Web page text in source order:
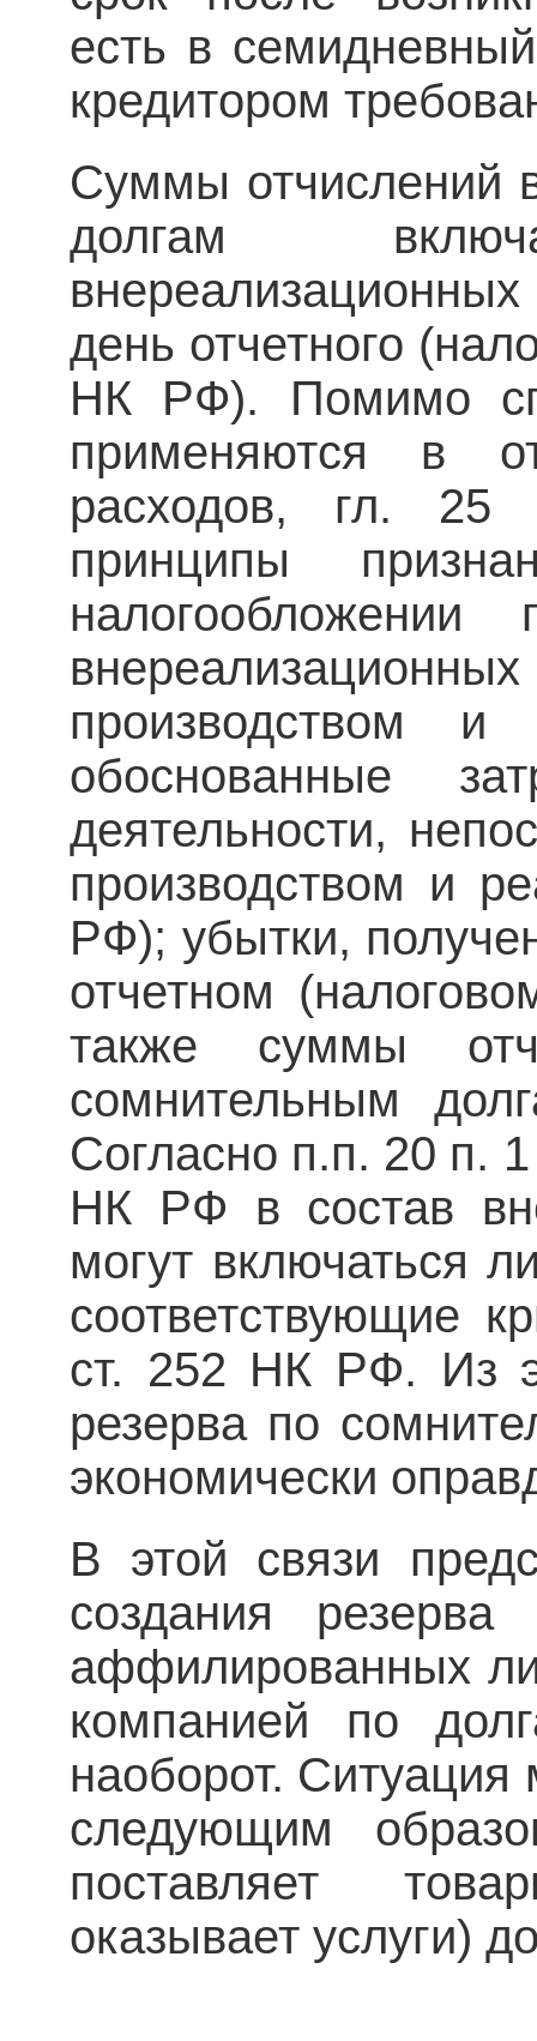
есть в
кредитором
Суммы отчислений
долгам
день отчетного
НК РФ). Помимо
применяются в
расходов, гл.
принципы
производством и
обоснованные
деятельности,
производством и
РФ); убытки,
отчетном
также суммы
сомнительным
Согласно п.п. 20 п.
НК РФ в состав
могут включаться
соответствующие
ст. 252 НК РФ. Из
резерва по
экономически
В этой связи
создания
аффилированных
компанией по
наоборот.
следующим
поставляет
оказывает услуги)